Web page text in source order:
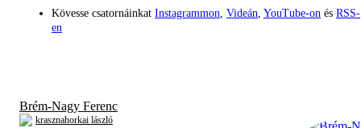
Kövesse csatornáinkat Instagrammon Videán YouTube-on és RSS-
en
Brém-Nagy Ferenc
krasznahorkai lászló